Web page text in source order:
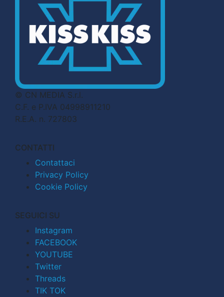
© CN MEDIA S.r.l.
C.F. e P.IVA 04998911210
R.E.A. n. 727803
CONTATTI
Contattaci
Privacy Policy
Cookie Policy
SEGUICI SU
Instagram
FACEBOOK
YOUTUBE
Twitter
Threads
TIK TOK